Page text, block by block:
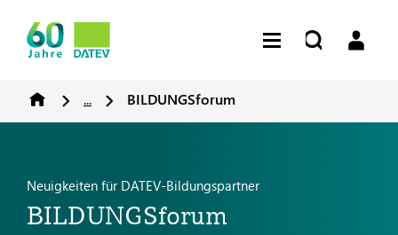
... BILDUNGSforum
Neuigkeiten für DATEV-Bildungspartner
BILDUNGSforum